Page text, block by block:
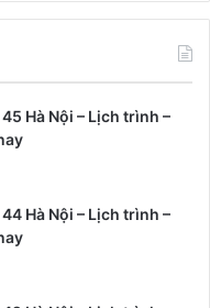
Hà Nội – Lịch trình –
Hà Nội – Lịch trình –